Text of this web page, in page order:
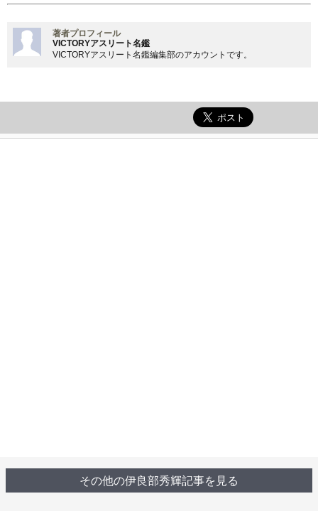
著者プロフィール
VICTORYアスリート名鑑
VICTORYアスリート名鑑編集部のアカウントです。
その他の伊良部秀輝記事を見る